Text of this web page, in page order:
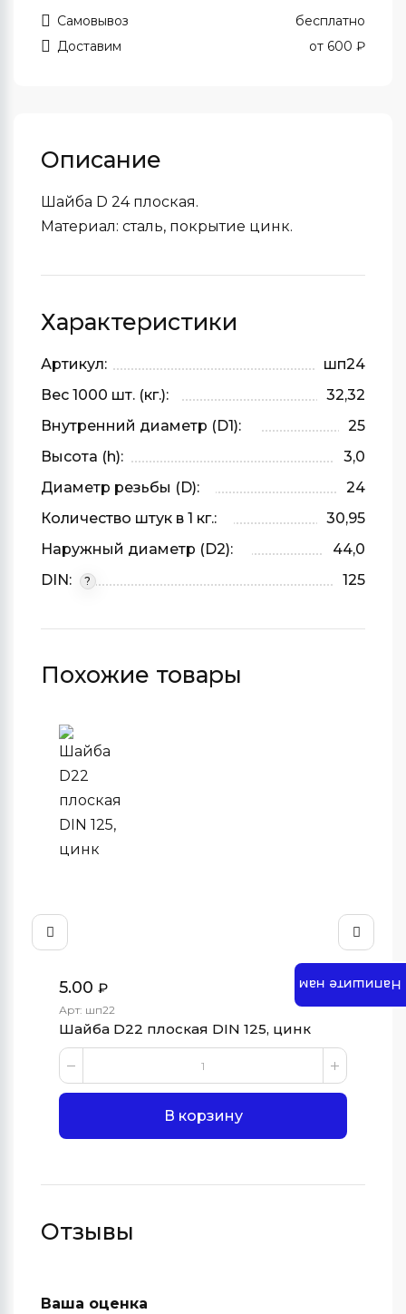
Самовывоз
бесплатно
Доставим
от 600 ₽
Описание
Шайба D 24 плоская.
Материал: сталь, покрытие цинк.
Характеристики
Артикул:
шп24
Вес 1000 шт. (кг.):
32,32
Внутренний диаметр (D1):
25
Высота (h):
3,0
Диаметр резьбы (D):
24
Количество штук в 1 кг.:
30,95
Наружный диаметр (D2):
44,0
DIN:
? 125
Похожие товары
5.00 ₽
Арт: шп22
Шайба D22 плоская DIN 125, цинк
В корзину
Отзывы
Ваша оценка
Напишите нам